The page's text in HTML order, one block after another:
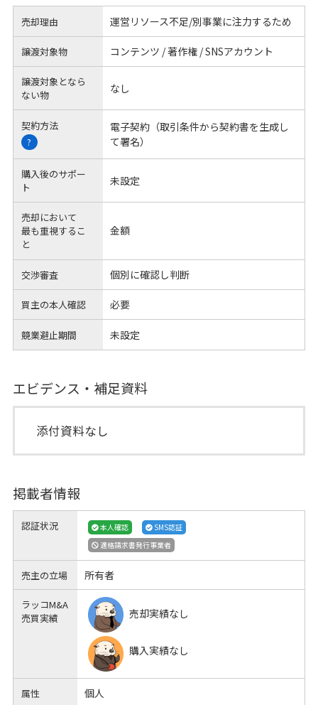
売却理由 運営リソース不足/別事業に注力するため
譲渡対象物 コンテンツ / 著作権 / SNSアカウント
譲渡対象となら
ない物
なし
契約方法
?
電子契約（取引条件から契約書を生成し
て署名）
購入後のサポー
ト
未設定
売却において
最も重視するこ
と
金額
交渉審査 個別に確認し判断
買主の本人確認 必要
競業避止期間 未設定
エビデンス・補足資料
添付資料なし
掲載者情報
認証状況 本人確認
SMS認証
適格請求書発行事業者
売主の立場 所有者
ラッコM&A
売買実績
売却実績なし
購入実績なし
属性 個人